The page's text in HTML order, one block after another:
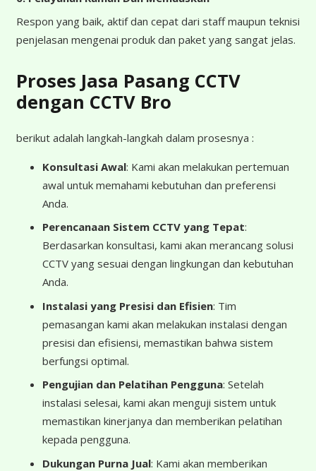
Respon yang baik, aktif dan cepat dari staff maupun teknisi
penjelasan mengenai produk dan paket yang sangat jelas.
Proses Jasa Pasang CCTV
dengan CCTV Bro
berikut adalah langkah-langkah dalam prosesnya :
Konsultasi Awal: Kami akan melakukan pertemuan
awal untuk memahami kebutuhan dan preferensi
Anda.
Perencanaan Sistem CCTV yang Tepat:
Berdasarkan konsultasi, kami akan merancang solusi
CCTV yang sesuai dengan lingkungan dan kebutuhan
Anda.
Instalasi yang Presisi dan Efisien: Tim
pemasangan kami akan melakukan instalasi dengan
presisi dan efisiensi, memastikan bahwa sistem
berfungsi optimal.
Pengujian dan Pelatihan Pengguna: Setelah
instalasi selesai, kami akan menguji sistem untuk
memastikan kinerjanya dan memberikan pelatihan
kepada pengguna.
Dukungan Purna Jual: Kami akan memberikan